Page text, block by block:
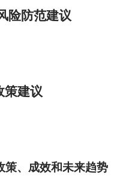
险防范建议
策建议
策、成效和未来趋势